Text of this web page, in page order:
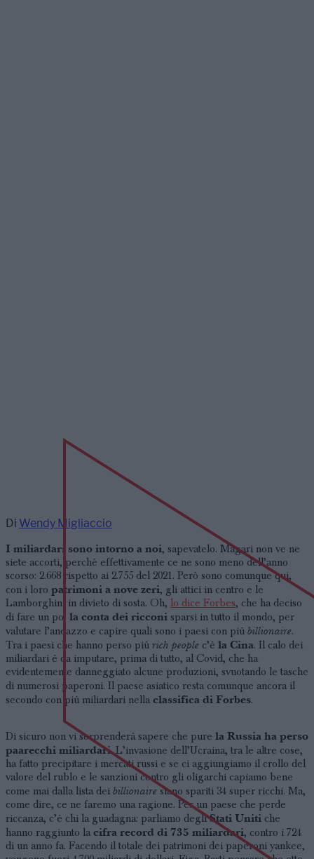
Di Wendy Migliaccio
I miliardari sono intorno a noi, sapevatelo. Magari non ve ne
siete accorti, perché effettivamente ce ne sono meno dell’anno
scorso: 2.668 rispetto ai 2.755 del 2021. Però sono comunque qui,
con i loro patrimoni a nove zeri, gli attici in centro e le
Lamborghini in divieto di sosta. Oh, lo dice Forbes, che ha deciso
di fare un po’ la conta dei ricconi sparsi in tutto il mondo, per
valutare l’andazzo e capire quali sono i paesi con più billionaire.
Tra i paesi che hanno perso più rich people c’è la Cina. Il calo dei
miliardari è da imputare, prima di tutto, al Covid, che ha
evidentemente danneggiato alcune produzioni, svuotando le tasche
di numerosi paperoni. Il paese asiatico resta comunque ancora il
secondo con più miliardari nella classifica di Forbes.
Di sicuro non vi sorprenderà sapere che pure la Russia ha perso
paarecchi miliardari. L’invasione dell’Ucraina, tra le altre cose,
ha fatto precipitare i mercati russi e se ci aggiungiamo il crollo del
valore del rublo e le sanzioni contro gli oligarchi capiamo bene
come mai dalla lista dei billionairesiano spariti 34 super ricchi. Ma,
come dire, ce ne faremo una ragione. Per un paese che perde
riccanza, c’è chi la guadagna: parliamo degliStati Uniti che
hanno raggiunto la cifra record di 735 miliardari, contro i 724
di un anno fa. Facendo il totale dei patrimoni dei paperoni yankee,